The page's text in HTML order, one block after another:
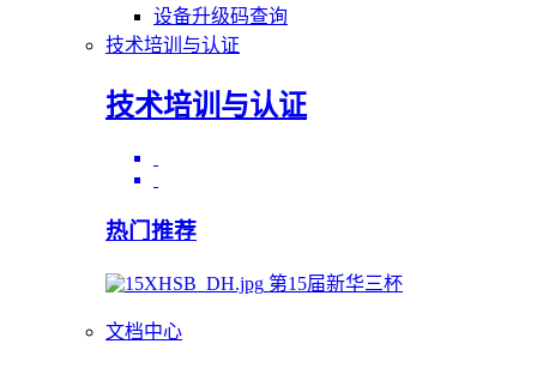
设备升级码查询
技术培训与认证
技术培训与认证
热门推荐
第15届新华三杯
文档中心